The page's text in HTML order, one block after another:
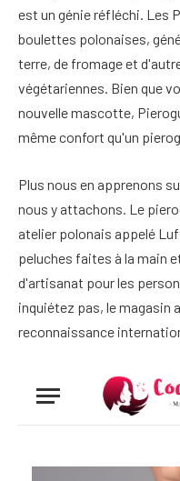
est un génie réfléchi. Les
boulettes polonaises,
terre, de fromage et
végétariennes. Bien que
nouvelle mascotte,
même confort qu'un
Plus nous en apprenons
nous y attachons. Le
atelier polonais appelé
peluches faites à la main
d'artisanat pour les
inquiétez pas, le magasin
reconnaissance